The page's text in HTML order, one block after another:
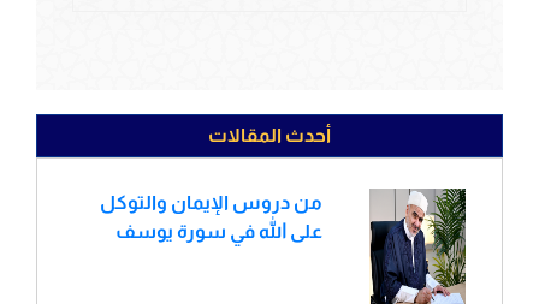
أحدث المقالات
من دروس الإيمان والتوكل
على الله في سورة يوسف